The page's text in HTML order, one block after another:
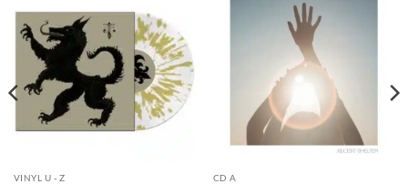
VINYL U - Z CD A